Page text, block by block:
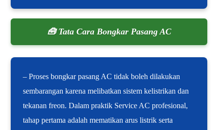
🧰 Tata Cara Bongkar Pasang AC
– Proses bongkar pasang AC tidak boleh dilakukan
sembarangan karena melibatkan sistem kelistrikan dan
tekanan freon. Dalam praktik Service AC profesional,
tahap pertama adalah mematikan arus listrik serta